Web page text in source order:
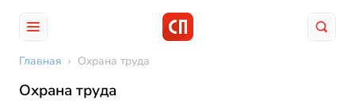
Главная › Охрана труда
Охрана труда